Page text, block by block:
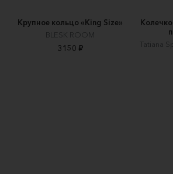
Крупное кольцо «King Size»
BLESK ROOM
3150 ₽
Tatiana